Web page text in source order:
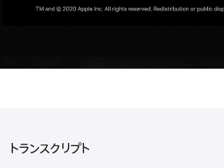
トランスクリプト